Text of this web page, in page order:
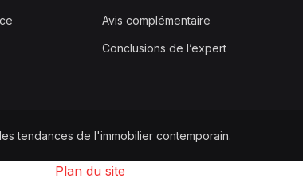
Avis complémentaire
Conclusions de l’expert
tendances de l'immobilier contemporain.
Plan du site